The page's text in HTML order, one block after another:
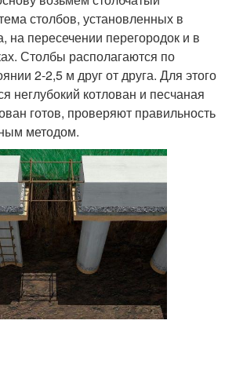
столбов, установленных в
на пересечении перегородок и в
Столбы располагаются по
2-2,5 м друг от друга. Для этого
неглубокий котлован и песчаная
готов, проверяют правильность
методом.